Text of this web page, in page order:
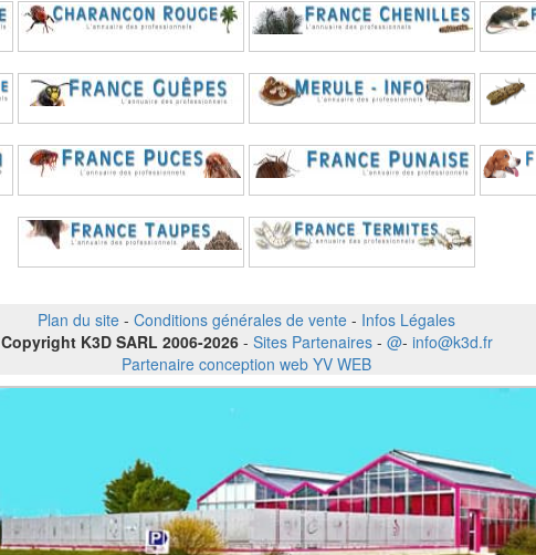
Plan du site - Conditions générales de vente - Infos Légales
Copyright K3D SARL 2006-2026 - Sites Partenaires- @- info@k3d.fr
Partenaire conception web YV WEB